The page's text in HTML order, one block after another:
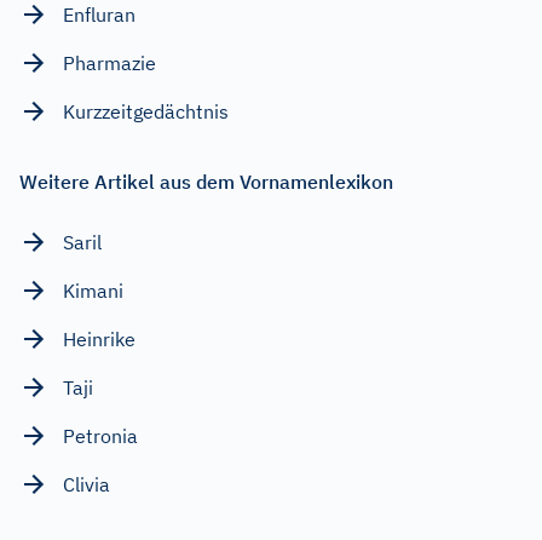
Enfluran
Pharmazie
Kurzzeitgedächtnis
Weitere Artikel aus dem Vornamenlexikon
Saril
Kimani
Heinrike
Taji
Petronia
Clivia